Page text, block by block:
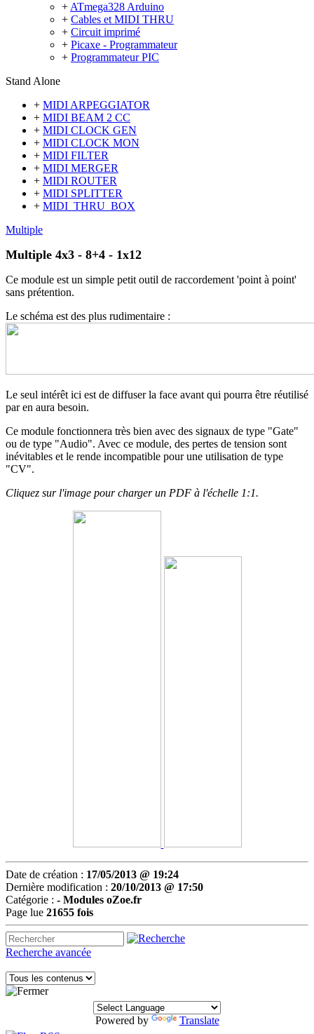
+ ATmega328 Arduino
+ Cables et MIDI THRU
+ Circuit imprimé
+ Picaxe - Programmateur
+ Programmateur PIC
Stand Alone
+ MIDI ARPEGGIATOR
+ MIDI BEAM 2 CC
+ MIDI CLOCK GEN
+ MIDI CLOCK MON
+ MIDI FILTER
+ MIDI MERGER
+ MIDI ROUTER
+ MIDI SPLITTER
+ MIDI_THRU_BOX
Multiple
Multiple 4x3 - 8+4 - 1x12
Ce module est un simple petit outil de raccordement 'point à point'
sans prétention.
Le schéma est des plus rudimentaire :
Le seul intérêt ici est de diffuser la face avant qui pourra être réutilisé
par en aura besoin.
Ce module fonctionnera très bien avec des signaux de type "Gate"
ou de type "Audio". Avec ce module, des pertes de tension sont
inévitables et le rende incompatible pour une utilisation de type
"CV".
Cliquez sur l'image pour charger un PDF à l'échelle 1:1.
Date de création : 17/05/2013 @ 19:24
Dernière modification : 20/10/2013 @ 17:50
Catégorie : - Modules oZoe.fr
Page lue 21655 fois
Recherche avancée
Powered by Translate